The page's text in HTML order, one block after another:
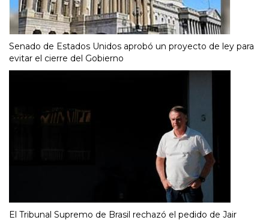
Senado de Estados Unidos aprobó un proyecto de ley para
evitar el cierre del Gobierno
El Tribunal Supremo de Brasil rechazó el pedido de Jair